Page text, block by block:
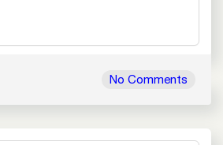
No Comments